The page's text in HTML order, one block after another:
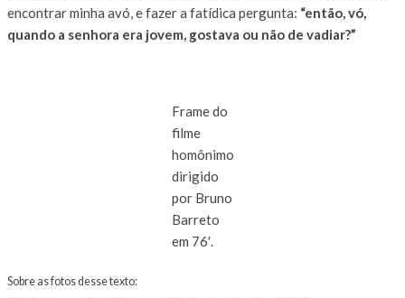
encontrar minha avó, e fazer a fatídica pergunta: “então, vó,
quando a senhora era jovem, gostava ou não de vadiar?”
Frame do
filme
homônimo
dirigido
por Bruno
Barreto
em 76′.
Sobre as fotos desse texto: